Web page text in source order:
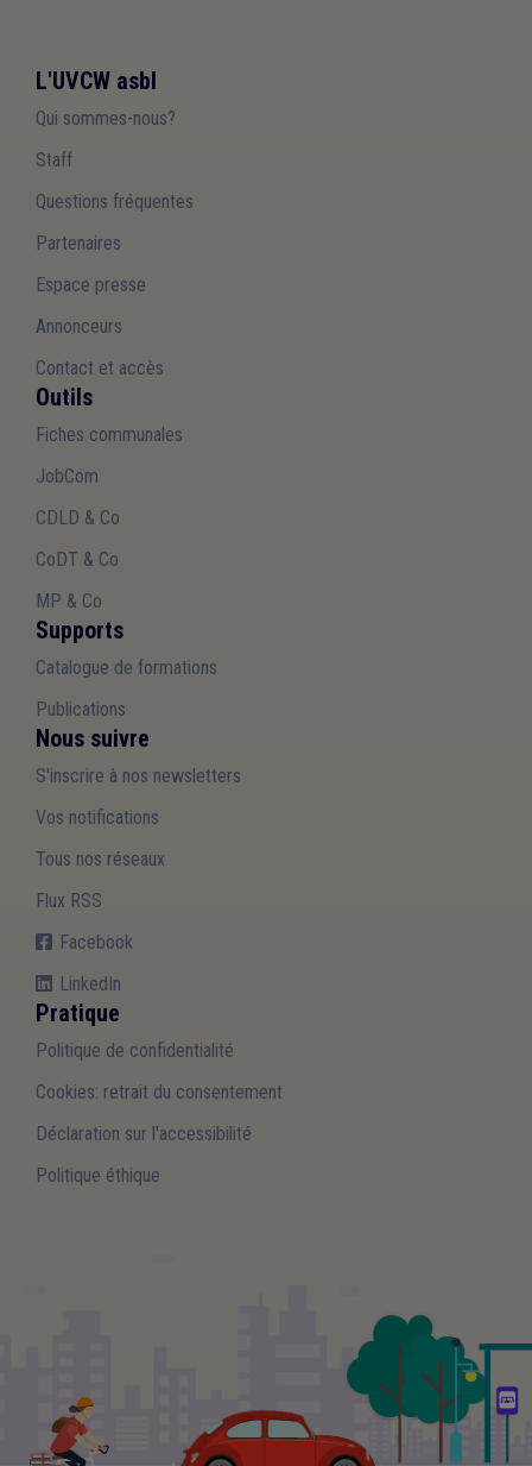
L'UVCW asbl
Qui sommes-nous?
Staff
Questions fréquentes
Partenaires
Espace presse
Annonceurs
Contact et accès
Outils
Fiches communales
JobCom
CDLD & Co
CoDT & Co
MP & Co
Supports
Catalogue de formations
Publications
Nous suivre
S'inscrire à nos newsletters
Vos notifications
Tous nos réseaux
Flux RSS
Facebook
LinkedIn
Pratique
Politique de confidentialité
Cookies: retrait du consentement
Déclaration sur l'accessibilité
Politique éthique